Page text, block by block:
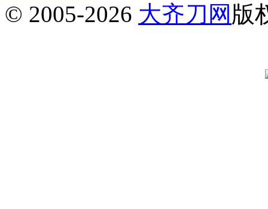
© 2005-2026 大齐刀网 版